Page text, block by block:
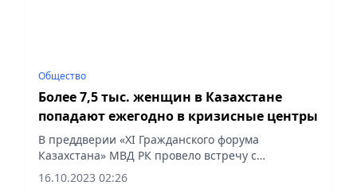
Общество
Более 7,5 тыс. женщин в Казахстане
попадают ежегодно в кризисные центры
В преддверии «XI Гражданского форума
Казахстана» МВД РК провело встречу с
представителями НПО в Астане.
16.10.2023 02:26